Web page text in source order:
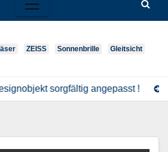
ZEISS Sonnenbrille Gleitsicht
sorgfältig angepasst !